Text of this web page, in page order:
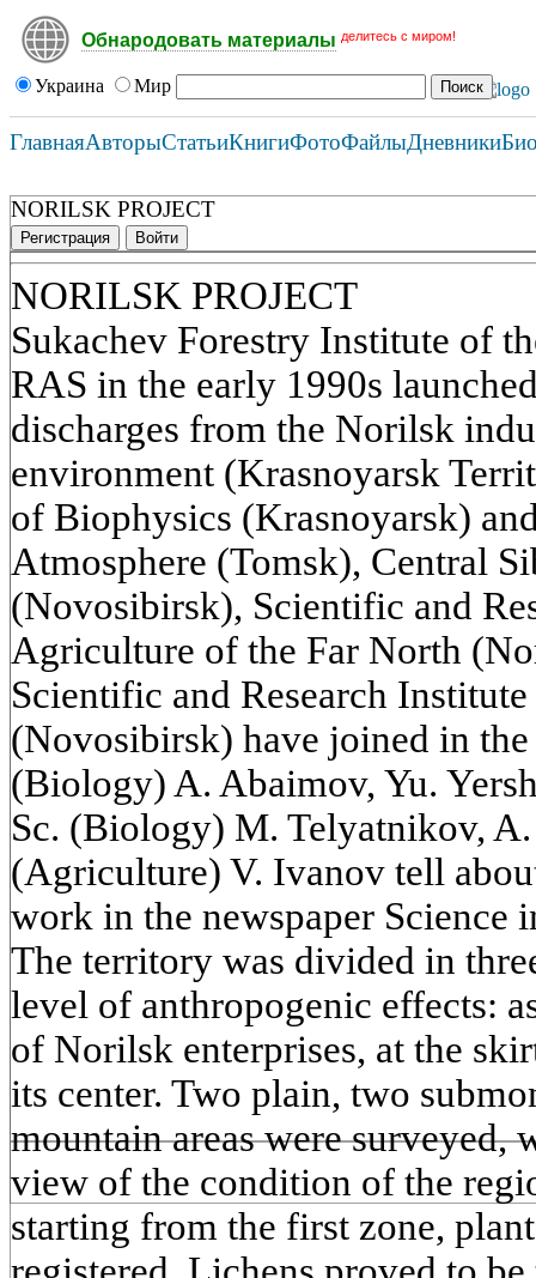
Обнародовать материалы делитесь с миром!
Украина Мир
ГлавнаяАвторыСтатьиКнигиФотоФайлыДневники
NORILSK PROJECT
Регистрация Войти
NORILSK PROJECT
Sukachev Forestry Institute of
RAS in the early 1990s
discharges from the Norilsk
environment (Krasnoyarsk
of Biophysics (Krasnoyarsk)
Atmosphere (Tomsk), Central
(Novosibirsk), Scientific and
Agriculture of the Far North
Scientific and Research
(Novosibirsk) have joined in
(Biology) A. Abaimov, Yu.
Sc. (Biology) M. Telyatnikov,
(Agriculture) V. Ivanov tell
work in the newspaper Science
The territory was divided in
level of anthropogenic effects:
of Norilsk enterprises, at the
its center. Two plain, two
mountain areas were surveyed,
view of the condition of the
starting from the first zone,